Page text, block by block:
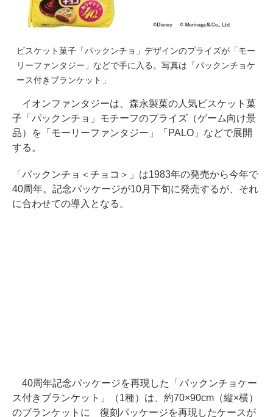
ビスケット菓子「パックンチョ」デザインのプライズが「モー
リーファンタジー」などで手に入る。写真は「パックンチョケ
ース付きブランケット」
イオンファンタジーは、森永製菓の人気ビスケット菓
子「パックンチョ」モチーフのプライズ（ゲーム向け景
品）を「モーリーファンタジー」「PALO」などで展開
する。
「パックンチョ＜チョコ＞」は1983年の発売から今年で
40周年。記念パッケージが10月下旬に発売するが、それ
に合わせての導入となる。
40周年記念パッケージを再現した「パックンチョケー
ス付きブランケット」（1種）は、約70×90cm（縦×横）
のブランケットに 復刻パッケージを再現したケースが